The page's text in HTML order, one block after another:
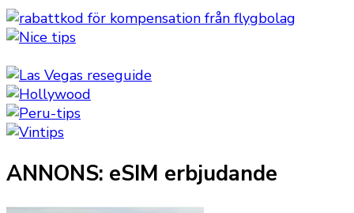
ANNONS: eSIM erbjudande